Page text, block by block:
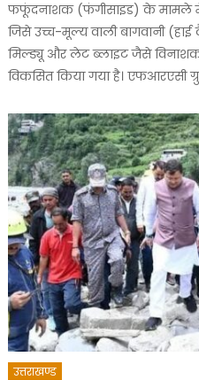
फफूंदनाशक (फंगीसाइड) के मामले
जिसे उच्च-मूल्य वाली बागवानी
मिल्ड्यू और लेट ब्लाइट जैसे
विकसित किया गया है। एफआरएसी
उत्तराखण्ड